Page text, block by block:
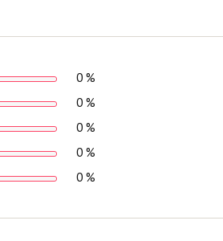
0 %
0 %
0 %
0 %
0 %